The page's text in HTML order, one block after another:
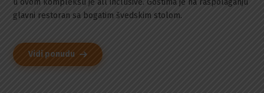
glavni restoran sa bogatim švedskim stolom.
Vidi ponudu